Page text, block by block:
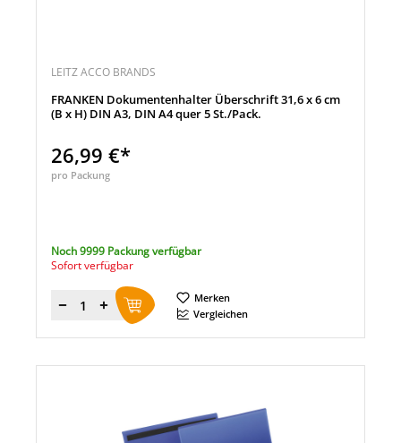
LEITZ ACCO BRANDS
FRANKEN Dokumentenhalter Überschrift 31,6 x 6 cm
(B x H) DIN A3, DIN A4 quer 5 St./Pack.
26,99 €*
pro Packung
Noch 9999 Packung verfügbar
Sofort verfügbar
Menge
Merken
Vergleichen